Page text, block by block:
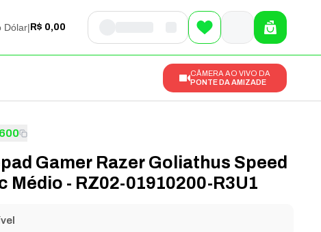
Dólar| R$ 0,00
CÂMERA AO VIVO DA
PONTE DA AMIZADE
Gamer Razer Goliathus Speed
Médio - RZ02-01910200-R3U1